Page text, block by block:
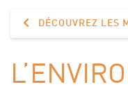
DÉCOUVREZ LES